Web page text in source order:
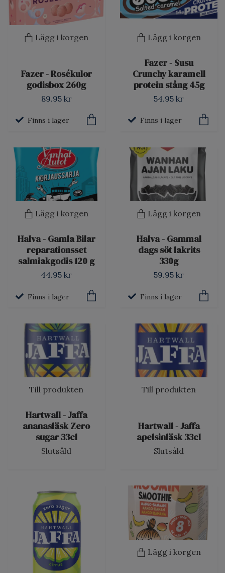
Lägg i korgen
Fazer - Rosékulor
godisbox 260g
89.95 kr
Finns i lager
Lägg i korgen
Fazer - Susu
Crunchy karamell
protein stång 45g
54.95 kr
Finns i lager
Lägg i korgen
Halva - Gamla Bilar
reparationsset
salmiakgodis 120 g
44.95 kr
Finns i lager
Lägg i korgen
Halva - Gammal
dags söt lakrits
330g
59.95 kr
Finns i lager
Till produkten
Hartwall - Jaffa
ananasläsk Zero
sugar 33cl
Slutsåld
Till produkten
Hartwall - Jaffa
apelsinläsk 33cl
Slutsåld
Lägg i korgen